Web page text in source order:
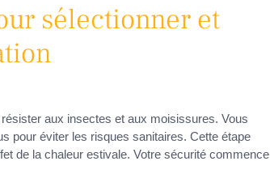
sélectionner et
aux insectes et aux moisissures. Vous
pour éviter les risques sanitaires. Cette étape
de la chaleur estivale. Votre sécurité commence